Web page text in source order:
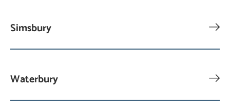
Simsbury
Waterbury